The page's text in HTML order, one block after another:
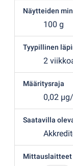
Näytteiden
100 g
Tyypillinen
2
Määritysraja
0,02
Saatavilla
Mittauslaitteet